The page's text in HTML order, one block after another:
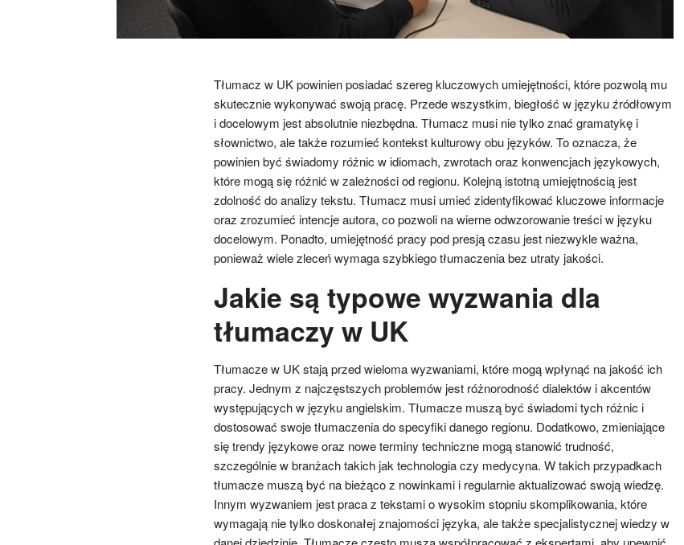
Tłumacz w UK powinien posiadać szereg kluczowych umiejętności, które pozwolą mu
skutecznie wykonywać swoją pracę. Przede wszystkim, biegłość w języku źródłowym
i docelowym jest absolutnie niezbędna. Tłumacz musi nie tylko znać gramatykę i
słownictwo, ale także rozumieć kontekst kulturowy obu języków. To oznacza, że
powinien być świadomy różnic w idiomach, zwrotach oraz konwencjach językowych,
które mogą się różnić w zależności od regionu. Kolejną istotną umiejętnością jest
zdolność do analizy tekstu. Tłumacz musi umieć zidentyfikować kluczowe informacje
oraz zrozumieć intencje autora, co pozwoli na wierne odwzorowanie treści w języku
docelowym. Ponadto, umiejętność pracy pod presją czasu jest niezwykle ważna,
ponieważ wiele zleceń wymaga szybkiego tłumaczenia bez utraty jakości.
Jakie są typowe wyzwania dla
tłumaczy w UK
Tłumacze w UK stają przed wieloma wyzwaniami, które mogą wpłynąć na jakość ich
pracy. Jednym z najczęstszych problemów jest różnorodność dialektów i akcentów
występujących w języku angielskim. Tłumacze muszą być świadomi tych różnic i
dostosować swoje tłumaczenia do specyfiki danego regionu. Dodatkowo, zmieniające
się trendy językowe oraz nowe terminy techniczne mogą stanowić trudność,
szczególnie w branżach takich jak technologia czy medycyna. W takich przypadkach
tłumacze muszą być na bieżąco z nowinkami i regularnie aktualizować swoją wiedzę.
Innym wyzwaniem jest praca z tekstami o wysokim stopniu skomplikowania, które
wymagają nie tylko doskonałej znajomości języka, ale także specjalistycznej wiedzy w